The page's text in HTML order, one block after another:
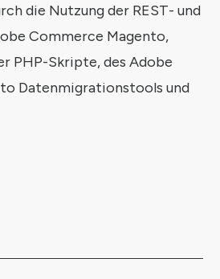
die Nutzung der REST- und
Commerce Magento,
PHP-Skripte, des Adobe
Datenmigrationstools und